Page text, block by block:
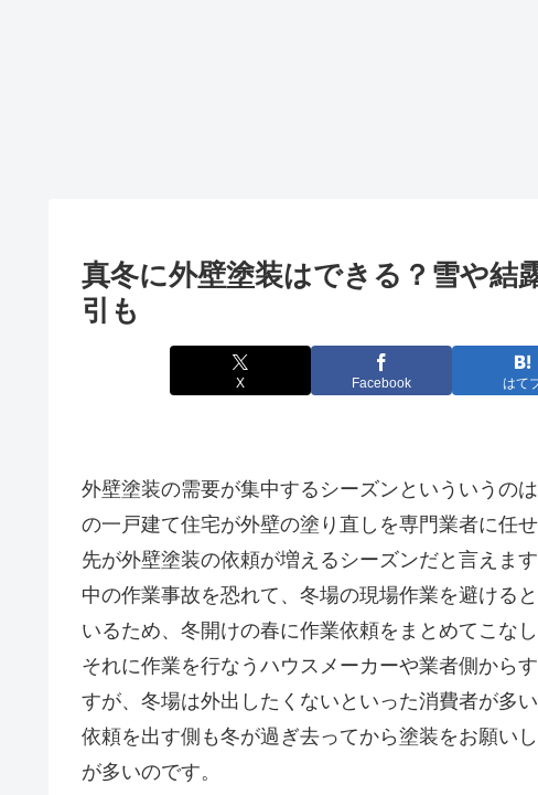
真冬に外壁塗装はできる？雪や結
引も
X Facebook はて
外壁塗装の需要が集中するシーズンといういうの
の一戸建て住宅が外壁の塗り直しを専門業者に任
先が外壁塗装の依頼が増えるシーズンだと言えま
中の作業事故を恐れて、冬場の現場作業を避ける
いるため、冬開けの春に作業依頼をまとめてこな
それに作業を行なうハウスメーカーや業者側から
すが、冬場は外出したくないといった消費者が多
依頼を出す側も冬が過ぎ去ってから塗装をお願い
が多いのです。